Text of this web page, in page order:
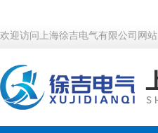
欢迎访问上海徐吉电气有限公司网站